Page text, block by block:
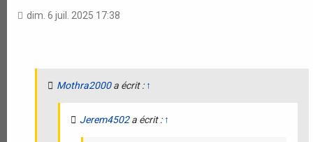
dim. 6 juil. 2025 17:38
Mothra2000a écrit : ↑
Jerem4502a écrit : ↑